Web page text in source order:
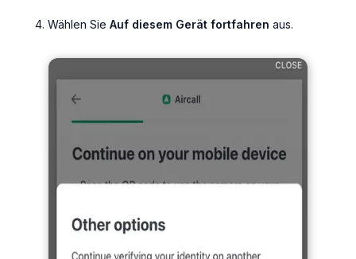
Wählen Sie Auf diesem Gerät fortfahren aus.